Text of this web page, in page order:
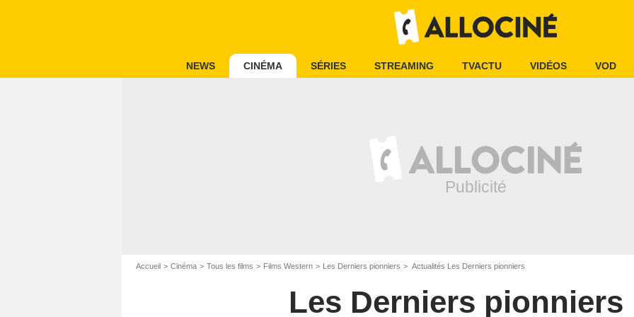
NEWS CINÉMA SÉRIES STREAMING TVACTU VIDÉOS VOD
Accueil Cinéma Tous les films Films Western Les Derniers pionniers Actualités Les Derniers pionniers
Les Derniers pionniers